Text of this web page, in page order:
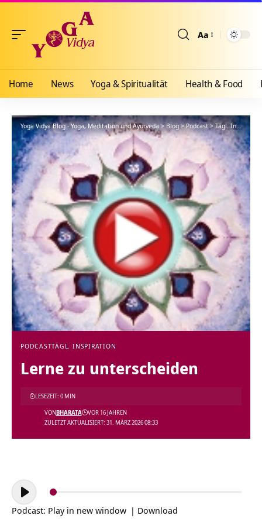
Aa
Home News Yoga & Spiritualität Health & Food
Yoga Vidya Blog - Yoga, Meditation und Ayurveda>Blog>Podcast>Tägl. Inspiration
PODCASTTÄGL. INSPIRATION
Lerne zu unterscheiden
ZULETZT AKTUALISIERT: 31. MÄRZ 2026 08:33
VONBHARATA VOR 16 JAHREN
LESEZEIT: 0 MIN
Audio-
Player
Podcast: Play in new window | Download